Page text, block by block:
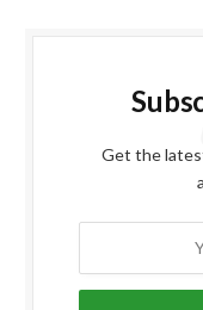
Get the